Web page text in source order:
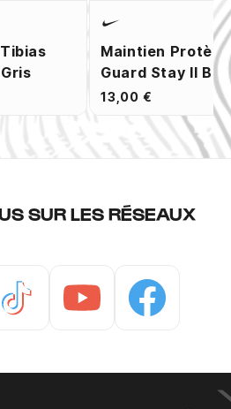
Maintien
Guard Stay II
13,00 €
SUR LES RÉSEAUX